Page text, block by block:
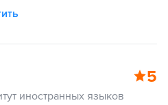
5
иностранных языков